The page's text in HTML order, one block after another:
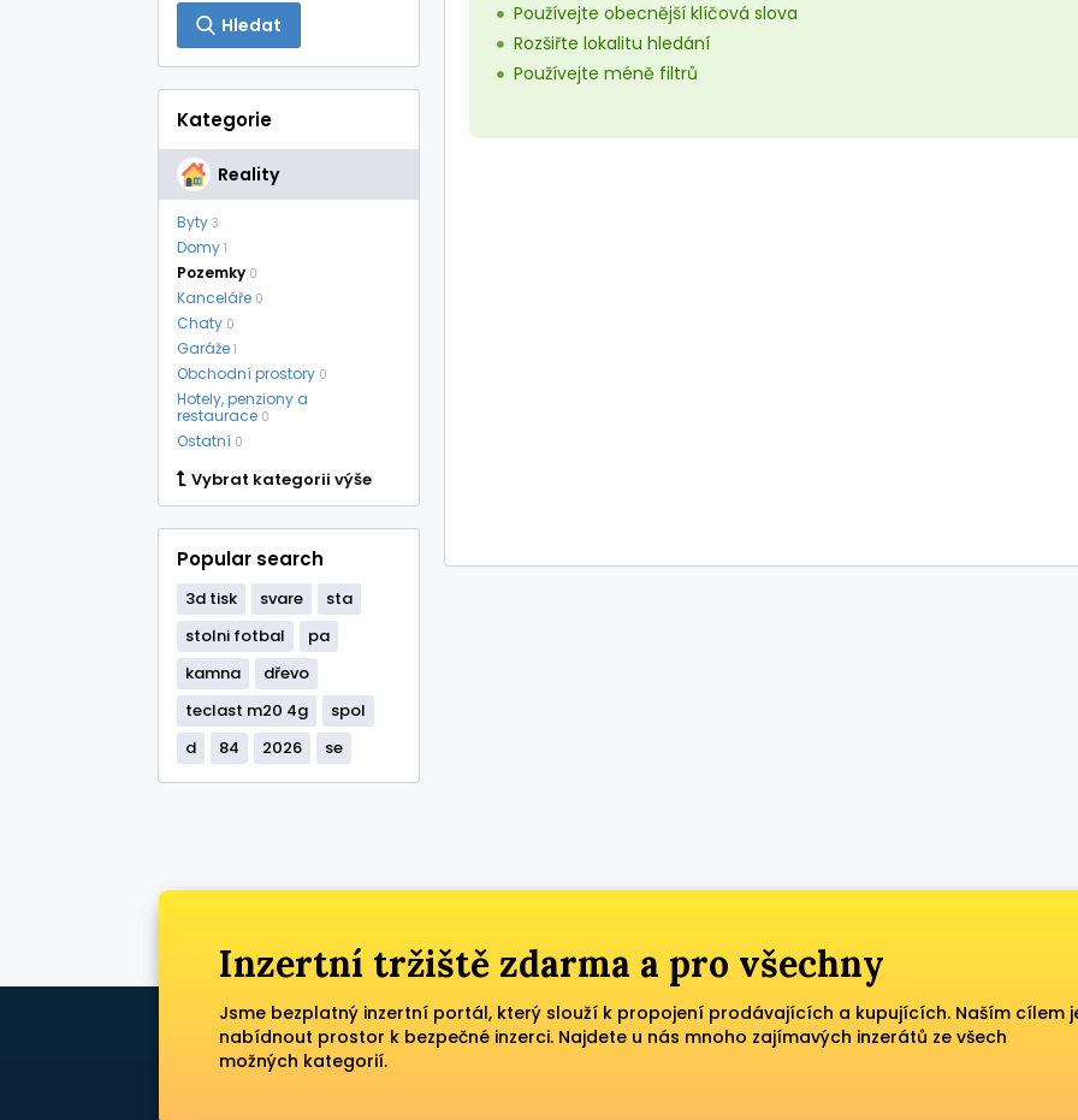
Hledat
Kategorie
Reality
Byty 3
Domy 1
Pozemky 0
Kanceláře 0
Chaty 0
Garáže 1
Obchodní prostory 0
Hotely, penziony a
restaurace 0
Ostatní 0
Vybrat kategorii výše
Popular search
3d tisk svare
sta
stolni fotbal
pa
kamna
dřevo
teclast m20 4g
spol
d
84 2026 se
Používejte obecnější klíčová slova
Rozšiřte lokalitu hledání
Používejte méně filtrů
Inzertní tržiště zdarma a pro všechny
Jsme bezplatný inzertní portál, který slouží k propojení prodávajících a kupujících. Naším cílem
nabídnout prostor k bezpečné inzerci. Najdete u nás mnoho zajímavých inzerátů ze všech
možných kategorií.